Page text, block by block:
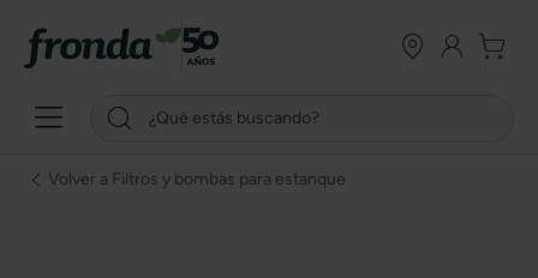
Volver a Filtros y bombas para estanque